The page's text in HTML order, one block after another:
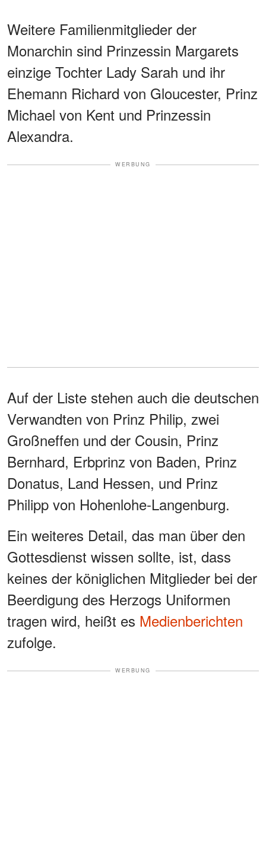
Weitere Familienmitglieder der
Monarchin sind Prinzessin Margarets
einzige Tochter Lady Sarah und ihr
Ehemann Richard von Gloucester, Prinz
Michael von Kent und Prinzessin
Alexandra.
WERBUNG
Auf der Liste stehen auch die deutschen
Verwandten von Prinz Philip, zwei
Großneffen und der Cousin, Prinz
Bernhard, Erbprinz von Baden, Prinz
Donatus, Land Hessen, und Prinz
Philipp von Hohenlohe-Langenburg.
Ein weiteres Detail, das man über den
Gottesdienst wissen sollte, ist, dass
keines der königlichen Mitglieder bei der
Beerdigung des Herzogs Uniformen
tragen wird, heißt es Medienberichten
zufolge.
WERBUNG